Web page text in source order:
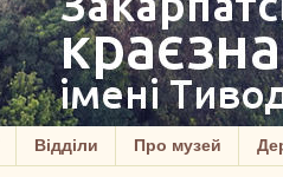
Відділи Про музей